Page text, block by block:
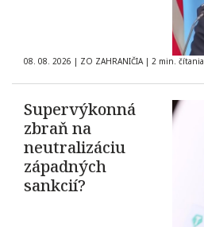
08. 08. 2026 | ZO ZAHRANIČIA | 2 min. čítania
Supervýkonná
zbraň na
neutralizáciu
západných
sankcií?